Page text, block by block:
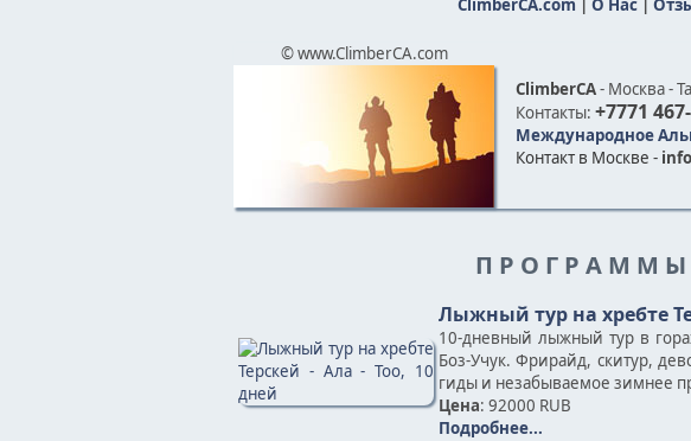
ClimberCA.com | О Нас |
© www.ClimberCA.com
ClimberCA- Москва -
Контакты: +7771
Международное
Контакт в Москве -
П Р О Г Р А М
Лыжный тур на хребте
10-дневный лыжный тур в
Боз-Учук. Фрирайд, скитур,
гиды и незабываемое зимнее
Цена: 92000 RUB
Подробнее...